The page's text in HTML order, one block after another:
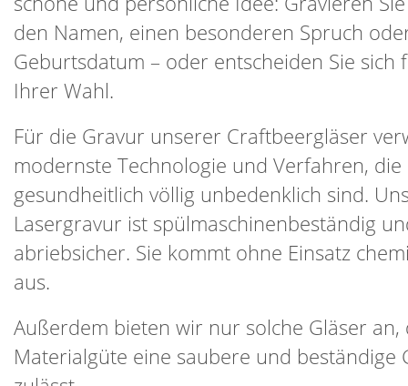
den Namen, einen besonderen Spruch
Geburtsdatum – oder entscheiden Sie sich
Ihrer Wahl.
Für die Gravur unserer Craftbeergläser
modernste Technologie und Verfahren, die
gesundheitlich völlig unbedenklich sind.
Lasergravur ist spülmaschinenbeständig
abriebsicher. Sie kommt ohne Einsatz
aus.
Außerdem bieten wir nur solche Gläser an,
Materialgüte eine saubere und beständige